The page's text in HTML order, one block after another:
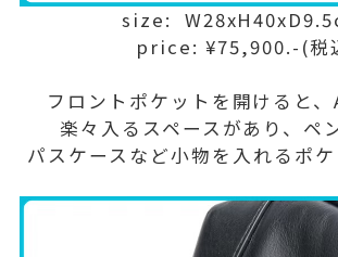
size:
price: ¥75,900.-(税
フロントポケットを開けると、
楽々入るスペースがあり、ペ
パスケースなど小物を入れるポケ